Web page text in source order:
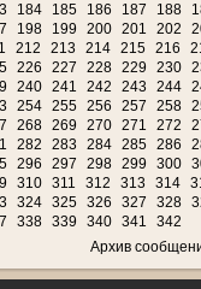
184 185 186 187 188
198 199 200 201 202
212 213 214 215 216
226 227 228 229 230
240 241 242 243 244
254 255 256 257 258
268 269 270 271 272
282 283 284 285 286
296 297 298 299 300
310 311 312 313 314
324 325 326 327 328
338 339 340 341
342
Архив